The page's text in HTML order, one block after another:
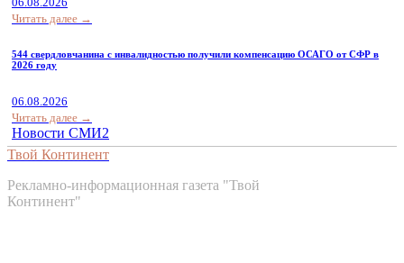
Читать далее →
544 свердловчанина с инвалидностью получили компенсацию ОСАГО от СФР в
2026 году
06.08.2026
Читать далее →
Новости СМИ2
Твой Континент
Рекламно-информационная газета "Твой
Континент"